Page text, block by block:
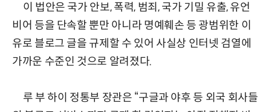
이 법안은 국가 안보, 폭력, 범죄, 국가 기밀 유출, 유언
비어 등을 단속할 뿐만 아니라 명예훼손 등 광범위한 이
유로 블로그 글을 규제할 수 있어 사실상 인터넷 검열에
가까운 수준인 것으로 알려졌다.
루 부 하이 정통부 장관은 “구글과 야후 등 외국 회사들